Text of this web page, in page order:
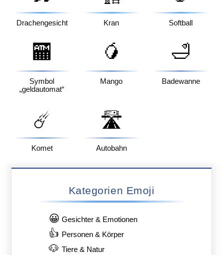
Drachengesicht Kran Softball
🏧
Symbol
„geldautomat“
🥭
Mango
🛁
Badewanne
☄️
Komet
🛣️
Autobahn
Kategorien Emoji
😀 Gesichter & Emotionen
👍 Personen & Körper
🐶 Tiere & Natur